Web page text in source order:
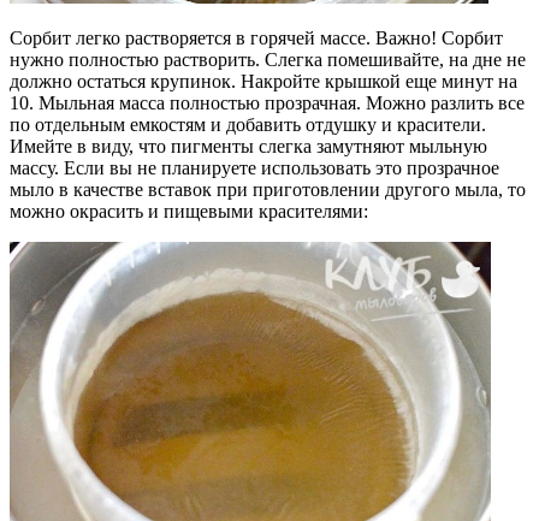
Сорбит легко растворяется в горячей массе. Важно! Сорбит
нужно полностью растворить. Слегка помешивайте, на дне не
должно остаться крупинок. Накройте крышкой еще минут на
10. Мыльная масса полностью прозрачная. Можно разлить все
по отдельным емкостям и добавить отдушку и красители.
Имейте в виду, что пигменты слегка замутняют мыльную
массу. Если вы не планируете использовать это прозрачное
мыло в качестве вставок при приготовлении другого мыла, то
можно окрасить и пищевыми красителями: